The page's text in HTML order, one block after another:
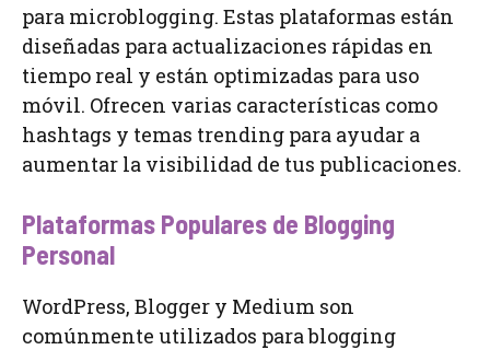
para microblogging. Estas plataformas están
diseñadas para actualizaciones rápidas en
tiempo real y están optimizadas para uso
móvil. Ofrecen varias características como
hashtags y temas trending para ayudar a
aumentar la visibilidad de tus publicaciones.
Plataformas Populares de Blogging
Personal
WordPress, Blogger y Medium son
comúnmente utilizados para blogging